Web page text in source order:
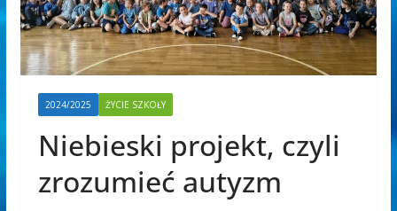
2024/2025 ŻYCIE SZKOŁY
Niebieski projekt, czyli
zrozumieć autyzm